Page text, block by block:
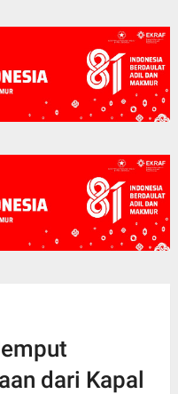
dari Kapal